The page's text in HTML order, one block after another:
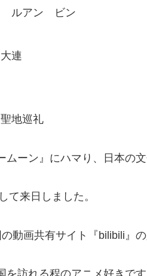
アン ビン
連
巡礼
ムーン』にハマり、日本の
て来日しました。
動画共有サイト『bilibili』の
訪れる程のアニメ好きです